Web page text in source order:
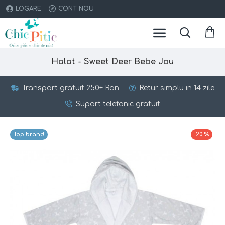
LOGARE CONT NOU
Halat - Sweet Deer Bebe Jou
Transport gratuit 250+ Ron Retur simplu in 14 zile
Suport telefonic gratuit
Top brand -20 %